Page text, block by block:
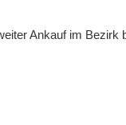
Ankauf im Bezirk